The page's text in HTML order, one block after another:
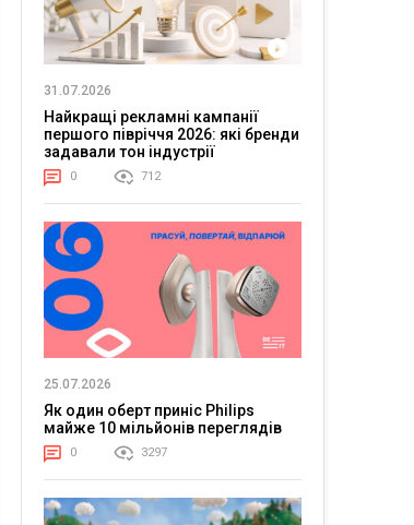
31.07.2026
Найкращі рекламні кампанії
першого півріччя 2026: які бренди
задавали тон індустрії
0 712
25.07.2026
Як один оберт приніс Philips
майже 10 мільйонів переглядів
0 3297